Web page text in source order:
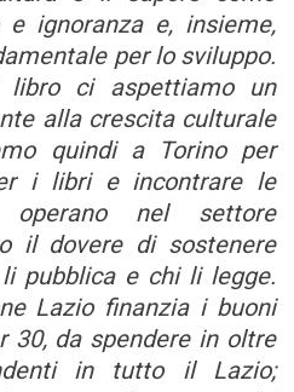
ignoranza e, insieme,
per lo sviluppo.
ci aspettiamo un
alla crescita culturale
quindi a Torino per
i libri e incontrare le
nel settore
il dovere di sostenere
pubblica e chi li legge.
Lazio finanzia i buoni
30, da spendere in oltre
in tutto il Lazio;